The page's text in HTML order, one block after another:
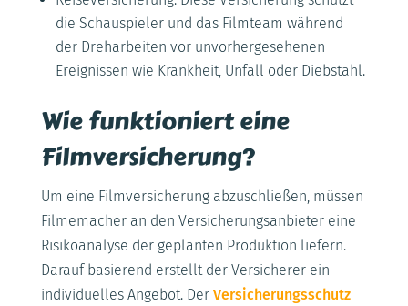
die Schauspieler und das Filmteam während
der Dreharbeiten vor unvorhergesehenen
Ereignissen wie Krankheit, Unfall oder Diebstahl.
Wie funktioniert eine
Filmversicherung?
Um eine Filmversicherung abzuschließen, müssen
Filmemacher an den Versicherungsanbieter eine
Risikoanalyse der geplanten Produktion liefern.
Darauf basierend erstellt der Versicherer ein
individuelles Angebot. Der Versicherungsschutz